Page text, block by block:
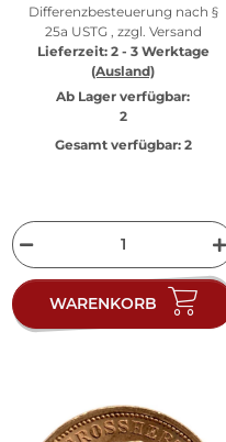
Differenzbesteuerung nach §
25a USTG , zzgl. Versand
Lieferzeit: 2 - 3 Werktage
(Ausland)
Ab Lager verfügbar:
2
Gesamt verfügbar:2
WARENKORB